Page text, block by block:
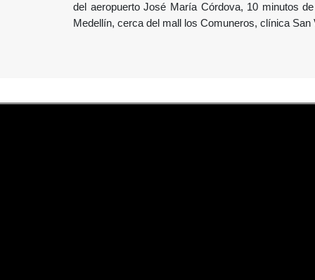
del aeropuerto José María Córdova, 10 minutos
Medellín, cerca del mall los Comuneros, clínica